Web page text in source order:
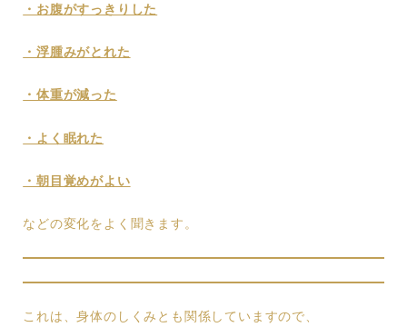
・お腹がすっきりした
・浮腫みがとれた
・体重が減った
・よく眠れた
・朝目覚めがよい
などの変化をよく聞きます。
これは、身体のしくみとも関係していますので、